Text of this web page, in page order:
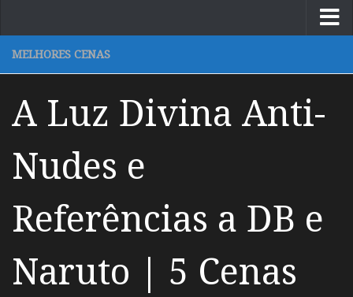
MELHORES CENAS
A Luz Divina Anti-
Nudes e
Referências a DB e
Naruto | 5 Cenas